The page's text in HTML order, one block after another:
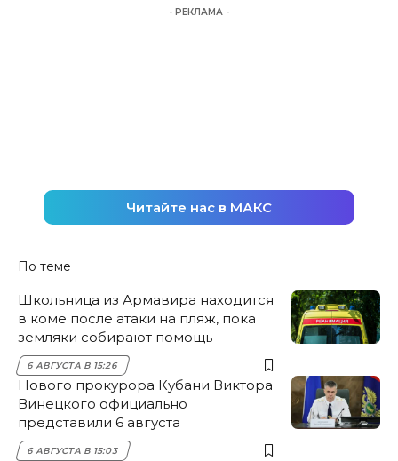
- РЕКЛАМА -
Читайте нас в МАКС
По теме
Школьница из Армавира находится
в коме после атаки на пляж, пока
земляки собирают помощь
6 АВГУСТА В 15:26
Нового прокурора Кубани Виктора
Винецкого официально
представили 6 августа
6 АВГУСТА В 15:03